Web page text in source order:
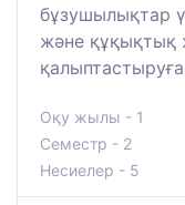
бұзушылықтар
және құқықтық
Оқу жылы - 1
Семестр - 2
Несиелер - 5